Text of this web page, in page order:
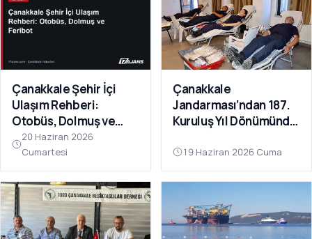
Çanakkale Şehir İçi
Ulaşım Rehberi:
Otobüs, Dolmuş ve
Feribot
20 Haziran 2026
Cumartesi
Çanakkale
Jandarması’ndan 187.
Kuruluş Yıl Dönümünde
19 Haziran 2026 Cuma